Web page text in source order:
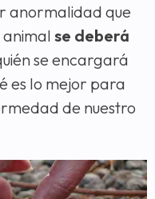
anormalidad que
animal se deberá
se encargará
es lo mejor para
de nuestro